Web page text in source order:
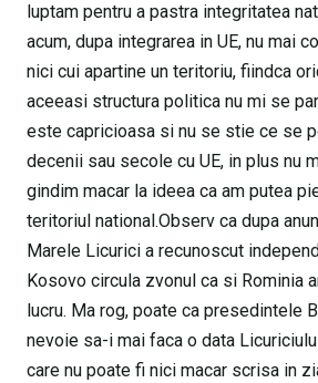
luptam pentru a pastra integritatea
acum, dupa integrarea in UE, nu mai
nici cui apartine un teritoriu, fiindca
aceeasi structura politica nu mi se
este capricioasa si nu se stie ce se
decenii sau secole cu UE, in plus nu
gindim macar la ideea ca am putea
teritoriul national.Observ ca dupa
Marele Licurici a recunoscut
Kosovo circula zvonul ca si Rominia
lucru. Ma rog, poate ca presedintele
nevoie sa-i mai faca o data
care nu poate fi nici macar scrisa in